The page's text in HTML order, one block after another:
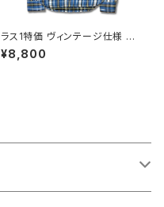
ラス1特価 ヴィンテージ仕様 長
袖 チェック ネルシャツ 空環仕
上げ マチ付き ネコ目ボタン ゆ
¥8,800